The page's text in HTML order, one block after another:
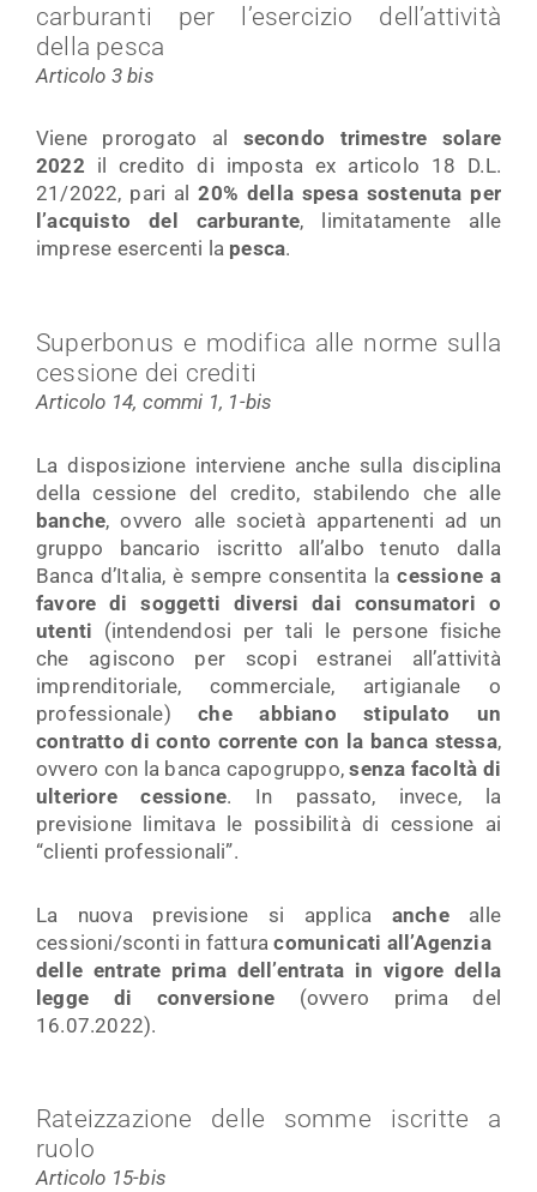
carburanti per l’esercizio dell’attività
della pesca
Articolo 3 bis
Viene prorogato al secondo trimestre solare
2022 il credito di imposta ex articolo 18 D.L.
21/2022, pari al20% della spesa sostenuta per
l’acquisto del carburante, limitatamente alle
imprese esercenti la pesca.
Superbonus e modifica alle norme sulla
cessione dei crediti
Articolo 14, commi 1, 1-bis
La disposizione interviene anche sulla disciplina
della cessione del credito, stabilendo che alle
banche, ovvero alle società appartenenti ad un
gruppo bancario iscritto all’albo tenuto dalla
Banca d’Italia, è sempre consentita lacessione a
favore di soggetti diversi dai consumatori o
utenti (intendendosi per tali le persone fisiche
che agiscono per scopi estranei all’attività
imprenditoriale, commerciale, artigianale o
professionale)che abbiano stipulato un
contratto di conto corrente con la banca stessa,
ovvero con la banca capogruppo,senza facoltà di
ulteriore cessione. In passato, invece, la
previsione limitava le possibilità di cessione ai
“clienti professionali”.
La nuova previsione si applica anchealle
cessioni/sconti in fatturacomunicati all’Agenzia
delle entrate prima dell’entrata in vigore della
legge di conversione(ovvero prima del
16.07.2022).
Rateizzazione delle somme iscritte a
ruolo
Articolo 15-bis